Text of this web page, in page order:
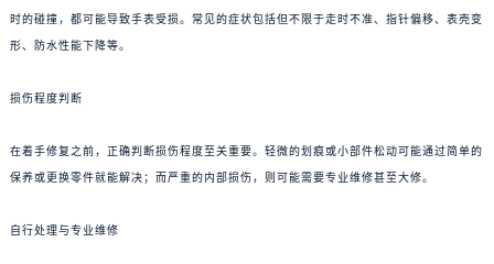
时的碰撞，都可能导致手表受损。常见的症状包括但不限于走时不准、指针偏移、表壳变
形、防水性能下降等。
损伤程度判断
在着手修复之前，正确判断损伤程度至关重要。轻微的划痕或小部件松动可能通过简单的
保养或更换零件就能解决；而严重的内部损伤，则可能需要专业维修甚至大修。
自行处理与专业维修